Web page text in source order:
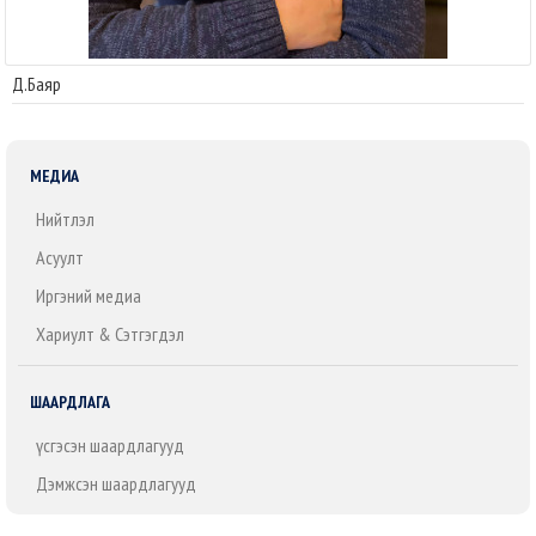
Д.Баяр
МЕДИА
Нийтлэл
Асуулт
Иргэний медиа
Хариулт & Сэтгэгдэл
ШААРДЛАГА
Үүсгэсэн шаардлагууд
Дэмжсэн шаардлагууд